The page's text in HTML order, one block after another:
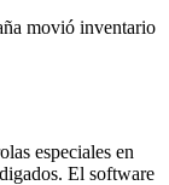
movió inventario
especiales en
El software